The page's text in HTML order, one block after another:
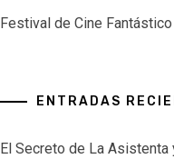
Festival de Cine
ENTRADAS
El Secreto de La